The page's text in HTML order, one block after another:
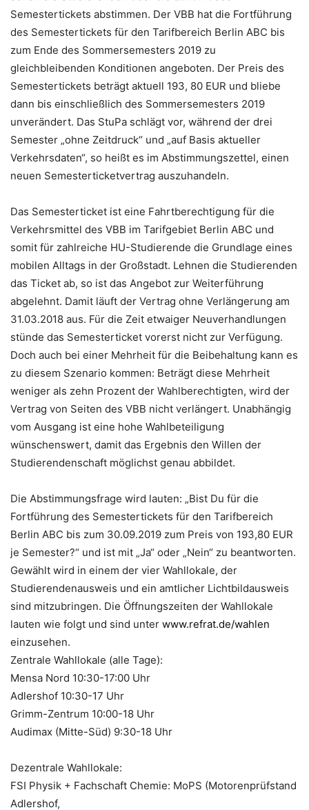
Semestertickets abstimmen. Der VBB hat die Fortführung
des Semestertickets für den Tarifbereich Berlin ABC bis
zum Ende des Sommersemesters 2019 zu
gleichbleibenden Konditionen angeboten. Der Preis des
Semestertickets beträgt aktuell 193, 80 EUR und bliebe
dann bis einschließlich des Sommersemesters 2019
unverändert. Das StuPa schlägt vor, während der drei
Semester „ohne Zeitdruck“ und „auf Basis aktueller
Verkehrsdaten“, so heißt es im Abstimmungszettel, einen
neuen Semesterticketvertrag auszuhandeln.
Das Semesterticket ist eine Fahrtberechtigung für die
Verkehrsmittel des VBB im Tarifgebiet Berlin ABC und
somit für zahlreiche HU-Studierende die Grundlage eines
mobilen Alltags in der Großstadt. Lehnen die Studierenden
das Ticket ab, so ist das Angebot zur Weiterführung
abgelehnt. Damit läuft der Vertrag ohne Verlängerung am
31.03.2018 aus. Für die Zeit etwaiger Neuverhandlungen
stünde das Semesterticket vorerst nicht zur Verfügung.
Doch auch bei einer Mehrheit für die Beibehaltung kann es
zu diesem Szenario kommen: Beträgt diese Mehrheit
weniger als zehn Prozent der Wahlberechtigten, wird der
Vertrag von Seiten des VBB nicht verlängert. Unabhängig
vom Ausgang ist eine hohe Wahlbeteiligung
wünschenswert, damit das Ergebnis den Willen der
Studierendenschaft möglichst genau abbildet.
Die Abstimmungsfrage wird lauten: „Bist Du für die
Fortführung des Semestertickets für den Tarifbereich
Berlin ABC bis zum 30.09.2019 zum Preis von 193,80 EUR
je Semester?“ und ist mit „Ja“ oder „Nein“ zu beantworten.
Gewählt wird in einem der vier Wahllokale, der
Studierendenausweis und ein amtlicher Lichtbildausweis
sind mitzubringen. Die Öffnungszeiten der Wahllokale
lauten wie folgt und sind unter www.refrat.de/wahlen
einzusehen.
Zentrale Wahllokale (alle Tage):
Mensa Nord 10:30-17:00 Uhr
Adlershof 10:30-17 Uhr
Grimm-Zentrum 10:00-18 Uhr
Audimax (Mitte-Süd) 9:30-18 Uhr
Dezentrale Wahllokale:
FSI Physik + Fachschaft Chemie: MoPS (Motorenprüfstand
Adlershof,